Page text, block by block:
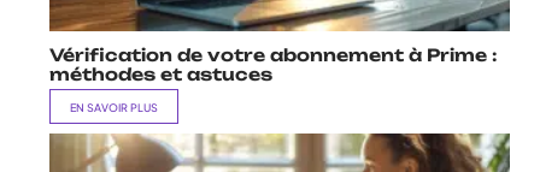
Vérification de votre abonnement à Prime :
méthodes et astuces
EN SAVOIR PLUS